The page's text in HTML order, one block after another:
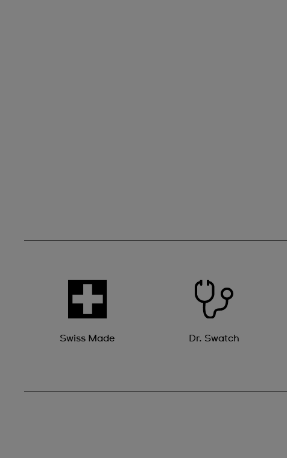
Swiss Made Dr. Swatch